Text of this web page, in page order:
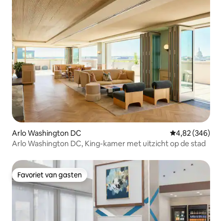
Arlo Washington DC Gemiddelde
4,82 (346)
Arlo Washington DC, King-kamer met uitzicht op de stad
Favoriet van gasten
Favoriet van gasten